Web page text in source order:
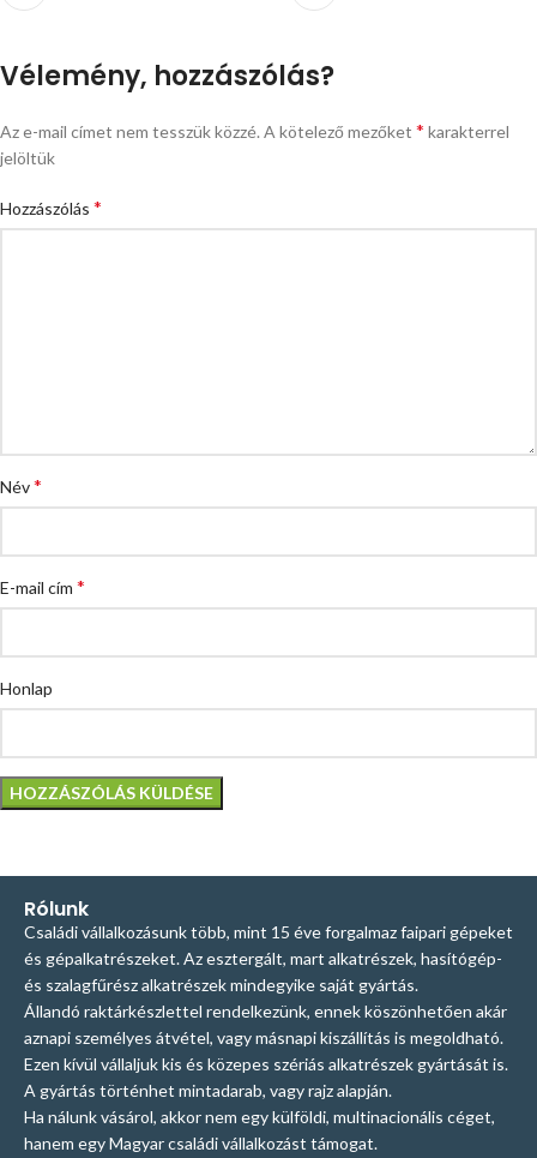
Vélemény, hozzászólás?
Az e-mail címet nem tesszük közzé. A kötelező mezőket * karakterrel
jelöltük
Hozzászólás *
Név*
E-mail cím *
Honlap
Rólunk
Családi vállalkozásunk több, mint 15 éve forgalmaz faipari gépeket
és gépalkatrészeket. Az esztergált, mart alkatrészek, hasítógép-
és szalagfűrész alkatrészek mindegyike saját gyártás.
Állandó raktárkészlettel rendelkezünk, ennek köszönhetően akár
aznapi személyes átvétel, vagy másnapi kiszállítás is megoldható.
Ezen kívül vállaljuk kis és közepes szériás alkatrészek gyártását is.
A gyártás történhet mintadarab, vagy rajz alapján.
Ha nálunk vásárol, akkor nem egy külföldi, multinacionális céget,
hanem egy Magyar családi vállalkozást támogat.